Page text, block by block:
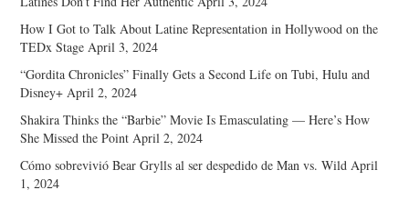
How I Got to Talk About Latine Representation in Hollywood on the
TEDx Stage April 3, 2024
“Gordita Chronicles” Finally Gets a Second Life on Tubi, Hulu and
Disney+ April 2, 2024
Shakira Thinks the “Barbie” Movie Is Emasculating — Here’s How
She Missed the Point April 2, 2024
Cómo sobrevivió Bear Grylls al ser despedido de Man vs. Wild April
1, 2024